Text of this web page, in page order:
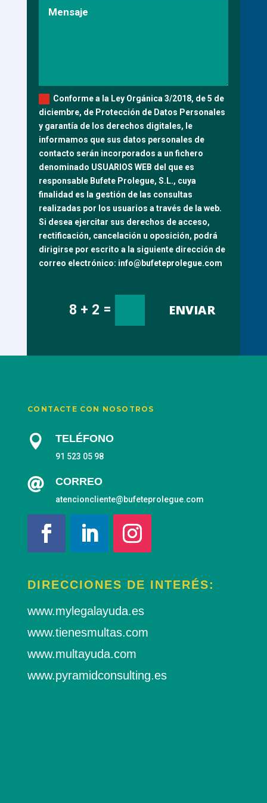
Conforme a la Ley Orgánica 3/2018, de 5 de
diciembre, de Protección de Datos Personales
y garantía de los derechos digitales, le
informamos que sus datos personales de
contacto serán incorporados a un fichero
denominado USUARIOS WEB del que es
responsable Bufete Prolegue, S.L., cuya
finalidad es la gestión de las consultas
realizadas por los usuarios a través de la web.
Si desea ejercitar sus derechos de acceso,
rectificación, cancelación u oposición, podrá
dirigirse por escrito a la siguiente dirección de
correo electrónico: info@bufeteprolegue.com
8 + 2 = ENVIAR
CONTACTE CON NOSOTROS
 TELÉFONO
91 523 05 98
 CORREO
atencioncliente@bufeteprolegue.com
DIRECCIONES DE INTERÉS:
www.mylegalayuda.es
www.tienesmultas.com
www.multayuda.com
www.pyramidconsulting.es